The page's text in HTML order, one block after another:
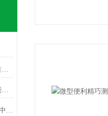
防护型压力变送器检验前要做什么准备？
防爆型微压差变送器：小身躯，大能量，防爆测压两不误
分体皮托管风速仪在HVAC系统优化中的作用